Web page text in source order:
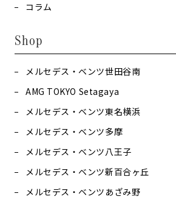
コラム
Shop
メルセデス・ベンツ世田谷南
AMG TOKYO Setagaya
メルセデス・ベンツ東名横浜
メルセデス・ベンツ多摩
メルセデス・ベンツ八王子
メルセデス・ベンツ新百合ヶ丘
メルセデス・ベンツあざみ野